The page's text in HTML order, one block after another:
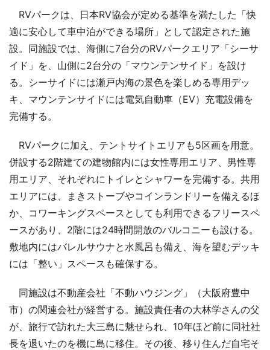
RVパークは、日本RV協会が定める基準を満たした「快
適に安心して車中泊ができる場所」として認定された施
設。同施設では、海側に7台分のRVパークエリア「シーサ
イド」を、山側に2台分の「マウンテンサイド」を設け
る。シーサイドには瀬戸内海の景色を楽しめる専用デッ
キ、マウンテンサイドには電気自動車（EV）充電設備を
完備する。
RVパークに加え、テントサイトエリアも5区画を用意。
併設する2階建ての建物館内には女性専用エリア、男性専
用エリア、それぞれにトイレとシャワーを完備する。共用
エリアには、まきストーブやコインランドリーを備えるほ
か、コワーキングスペースとしても利用できるフリースペ
ースがあり、2階には24時間開放のバルコニーも設ける。
敷地内にはバレルサウナと水風呂も備え、海を望むデッキ
には「整い」スペースも確保する。
同施設は不動産会社「不動ハウジング」（大阪府豊中
市）の関連会社が経営する。施設責任者の大林学さんの父
が、旅行で訪れた大三島に魅せられ、10年ほど前に同社社
長を退いたのを機に島に移住。その後、移り住んだ自宅そ